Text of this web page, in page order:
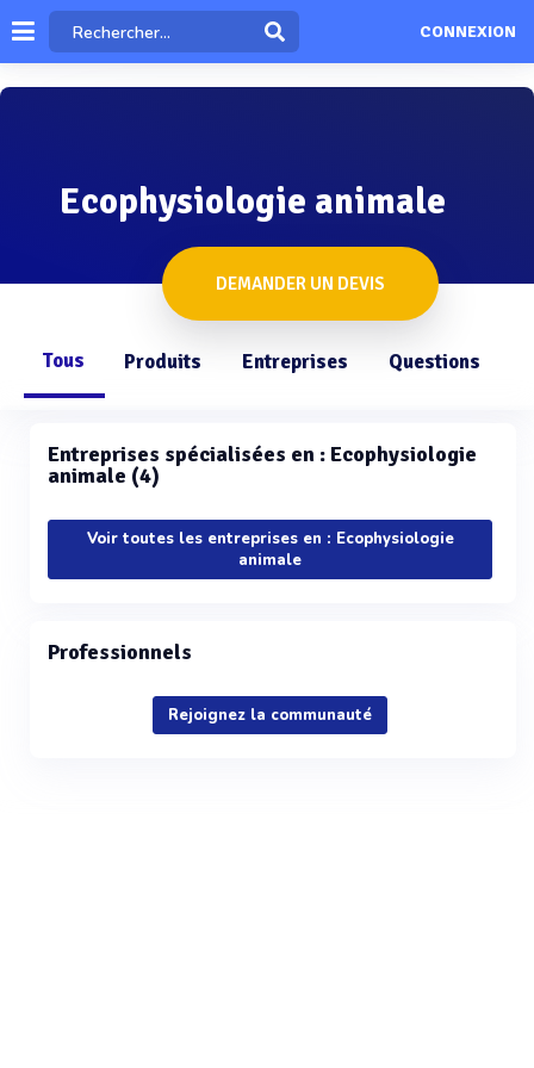
CONNEXION
Ecophysiologie animale
DEMANDER UN DEVIS
Tous Produits Entreprises Questions
Entreprises spécialisées en : Ecophysiologie
animale (4)
Voir toutes les entreprises en : Ecophysiologie
animale
Professionnels
Rejoignez la communauté